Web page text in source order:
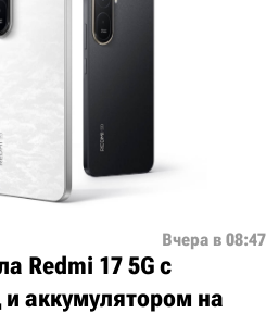
Вчера в 08:47
Redmi 17 5G с
аккумулятором на